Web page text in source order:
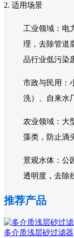
2. 适用场景
工业领域：电
理，去除管道
品行业低污染
市政与民用：
洗）、自来水
农业领域：大
藻类，防止滴
景观水体：公
透明度，去除
推荐产品
多介质浅层砂过滤器